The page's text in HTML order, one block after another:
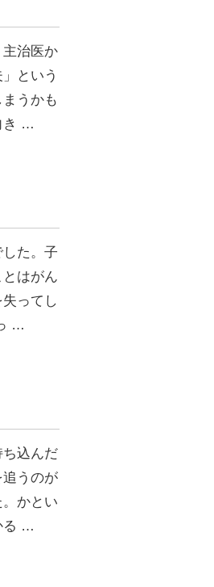
治医か
という
うかも
き …
た。子
はがん
ってし
…
込んだ
うのが
かとい
る …